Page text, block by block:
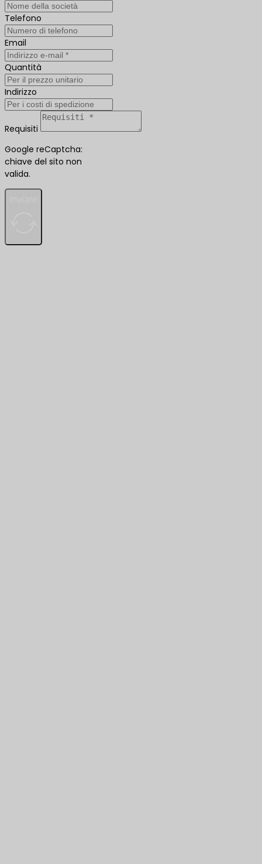
Telefono
Email
Quantità
Indirizzo
Requisiti
Google reCaptcha:
chiave del sito non
valida.